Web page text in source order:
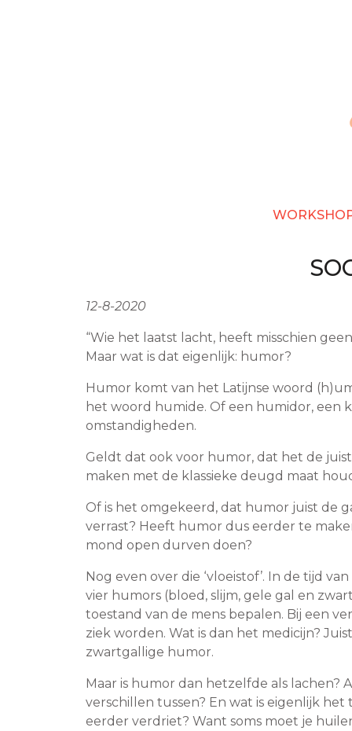
12-8-2020
“Wie het laatst lacht, heeft misschien
Maar wat is dat eigenlijk: humor?
Humor komt van het Latijnse woord
het woord humide. Of een humidor, een
omstandigheden.
Geldt dat ook voor humor, dat het de
maken met de klassieke deugd maat
Of is het omgekeerd, dat humor juist de
verrast? Heeft humor dus eerder te
mond open durven doen?
Nog even over die ‘vloeistof’. In de tijd
vier humors (bloed, slijm, gele gal en
toestand van de mens bepalen. Bij een
ziek worden. Wat is dan het medicijn?
zwartgallige humor.
Maar is humor dan hetzelfde als lachen?
verschillen tussen? En wat is eigenlijk
eerder verdriet? Want soms moet je